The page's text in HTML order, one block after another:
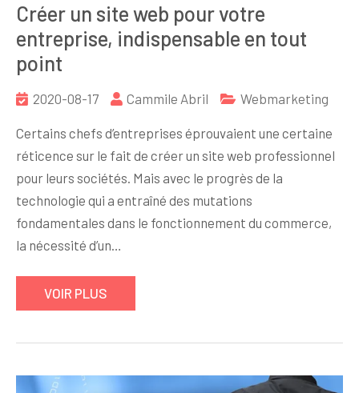
Créer un site web pour votre
entreprise, indispensable en tout
point
2020-08-17 Cammile Abril Webmarketing
Certains chefs d’entreprises éprouvaient une certaine
réticence sur le fait de créer un site web professionnel
pour leurs sociétés. Mais avec le progrès de la
technologie qui a entraîné des mutations
fondamentales dans le fonctionnement du commerce,
la nécessité d’un…
VOIR PLUS